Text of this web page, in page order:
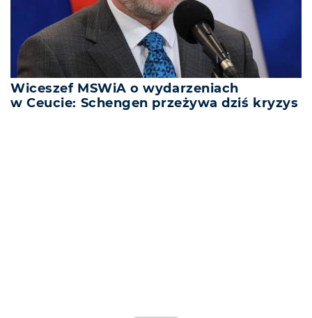
Wiceszef MSWiA o wydarzeniach
w Ceucie: Schengen przeżywa dziś kryzys